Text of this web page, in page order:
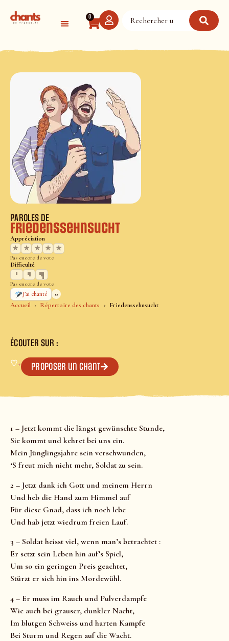
0
Accueil Répertoire des chants Friedenssehnsucht
PAROLES DE
Friedenssehnsucht
Appréciation
★
★ ★ ★ ★
Pas encore de vote
Difficulté
Pas encore de vote
J’ai chanté
0
ÉCOUTER SUR :
♡+ Proposer un chant
1 – Jetzt kommt die längst gewünschte Stunde,
Sie kommt und kehret bei uns ein.
Mein Jünglingsjahre sein verschwunden,
‘S freut mich nicht mehr, Soldat zu sein.
2 – Jetzt dank ich Gott und meinem Herrn
Und heb die Hand zum Himmel auf
Für diese Gnad, dass ich noch lebe
Und hab jetzt wiedrum freien Lauf.
3 – Soldat heisst viel, wenn man’s betrachtet :
Er setzt sein Leben hin auf’s Spiel,
Um so ein geringen Preis geachtet,
Stürzt er sich hin ins Mordewühl.
4 – Er muss im Rauch und Pulverdampfe
Wie auch bei grauser, dunkler Nacht,
Im blutgen Schweiss und harten Kampfe
Bei Sturm und Regen auf die Wacht.